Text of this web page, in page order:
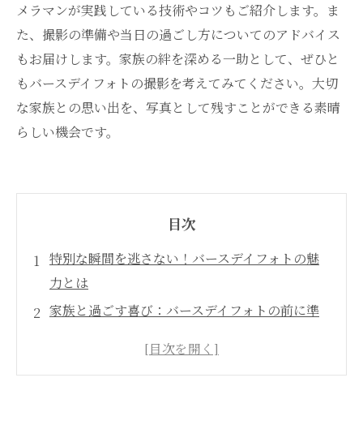
メラマンが実践している技術やコツもご紹介します。ま
た、撮影の準備や当日の過ごし方についてのアドバイス
もお届けします。家族の絆を深める一助として、ぜひと
もバースデイフォトの撮影を考えてみてください。大切
な家族との思い出を、写真として残すことができる素晴
らしい機会です。
目次
特別な瞬間を逃さない！バースデイフォトの魅
力とは
家族と過ごす喜び：バースデイフォトの前に準